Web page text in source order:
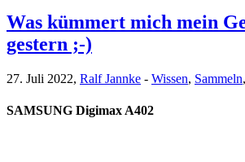
Was kümmert mich mein
gestern ;-)
27. Juli 2022, Ralf Jannke - Wissen, Sammeln,
SAMSUNG Digimax A402